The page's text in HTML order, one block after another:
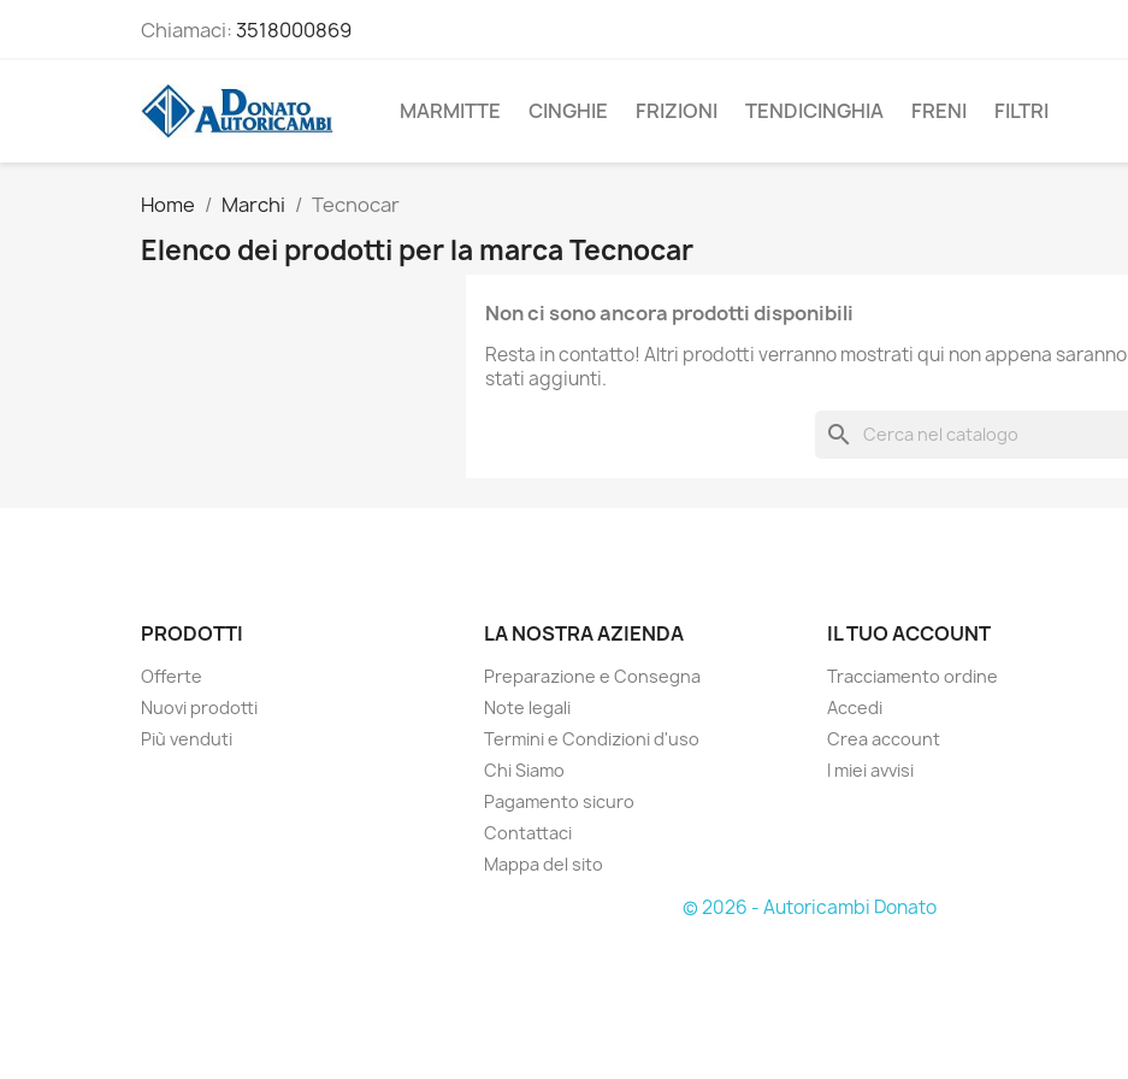
Chiamaci:3518000869
MARMITTE CINGHIE FRIZIONI TENDICINGHIA FRENI FILTRI
Home Marchi Tecnocar
Elenco dei prodotti per la marca Tecnocar
Non ci sono ancora prodotti disponibili
Resta in contatto! Altri prodotti verranno mostrati qui non appena saranno
stati aggiunti.
search
PRODOTTI
Offerte
Nuovi prodotti
Più venduti
LA NOSTRA AZIENDA
Preparazione e Consegna
Note legali
Termini e Condizioni d'uso
Chi Siamo
Pagamento sicuro
Contattaci
Mappa del sito
IL TUO ACCOUNT
Tracciamento ordine
Accedi
Crea account
I miei avvisi
© 2026 - Autoricambi Donato